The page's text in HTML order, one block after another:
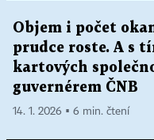
Objem i počet
prudce roste. A s
kartových
guvernérem ČNB
14. 1. 2026 ▪ 6 min. čtení